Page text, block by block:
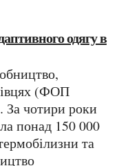
(ФОП
За чотири роки
понад 150 000
та